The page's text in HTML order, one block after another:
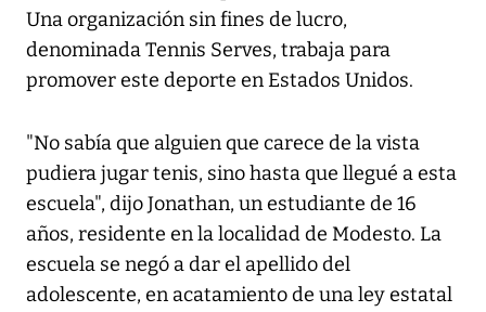
Una organización sin fines de lucro,
denominada Tennis Serves, trabaja para
promover este deporte en Estados Unidos.
"No sabía que alguien que carece de la vista
pudiera jugar tenis, sino hasta que llegué a esta
escuela", dijo Jonathan, un estudiante de 16
años, residente en la localidad de Modesto. La
escuela se negó a dar el apellido del
adolescente, en acatamiento de una ley estatal